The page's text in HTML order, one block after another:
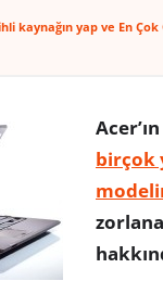
kaynağın yap ve En
birçok